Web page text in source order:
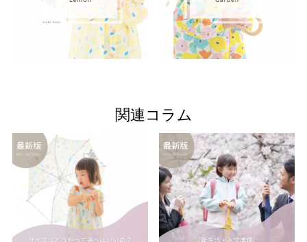
関連コラム